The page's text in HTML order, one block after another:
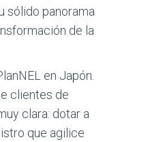
sólido panorama
de la
en Japón.
clientes de
clara: dotar a
que agilice